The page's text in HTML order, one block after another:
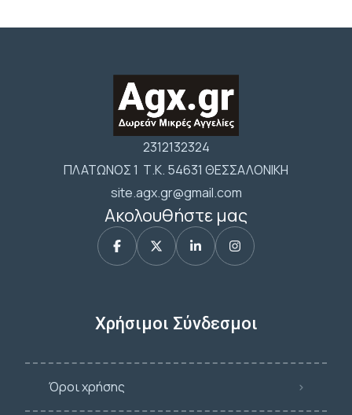
2312132324
ΠΛΑΤΩΝΟΣ 1 Τ.Κ. 54631 ΘΕΣΣΑΛΟΝΙΚΗ
site.agx.gr@gmail.com
Ακολουθήστε μας
Χρήσιμοι Σύνδεσμοι
Όροι χρήσης